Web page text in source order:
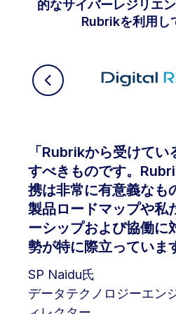
的なサイバーレジリエ
Rubrikを利用し
「Rubrikから受けて
すべきものです。
携は非常に有意義なも
製品ロードマップや私
ーシップおよび協働に
勢が特に際立っていま
SP Naidu氏
データテクノロジーエン